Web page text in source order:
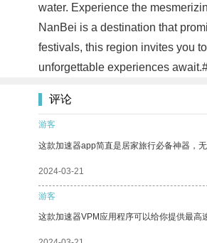
water. Experience the
NanBei is a destination that
festivals, this region invites you
unforgettable experiences
评论
游客
这款加速器app简直是居家旅行必备神器，
2024-03-21
游客
这款加速器VPM应用程序可以给你提供最高